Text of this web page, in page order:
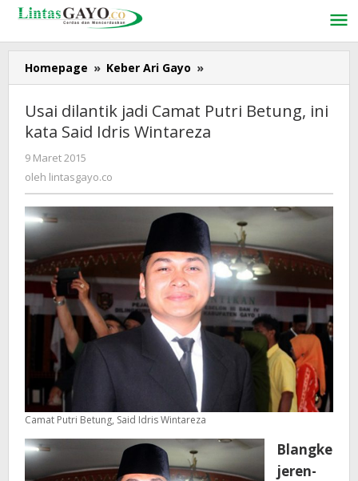
Lewati
konten
Homepage » Keber Ari Gayo »
dilantik
Camat
Putri
Idris
Wintareza
Usai dilantik jadi Camat Putri Betung, ini
kata Said Idris Wintareza
9 Maret 2015
lintasgayo.co
oleh lintasgayo.co
Camat Putri Betung, Said Idris Wintareza
Blangke
jeren-